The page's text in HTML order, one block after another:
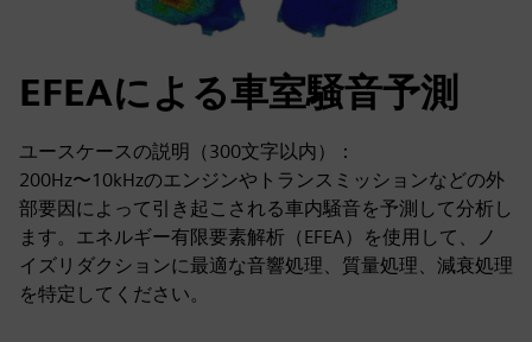
EFEAによる車室騒音予測
ユースケースの説明（300文字以内）：
200Hz〜10kHzのエンジンやトランスミッションなどの外
部要因によって引き起こされる車内騒音を予測して分析し
ます。エネルギー有限要素解析（EFEA）を使用して、ノ
イズリダクションに最適な音響処理、質量処理、減衰処理
を特定してください。